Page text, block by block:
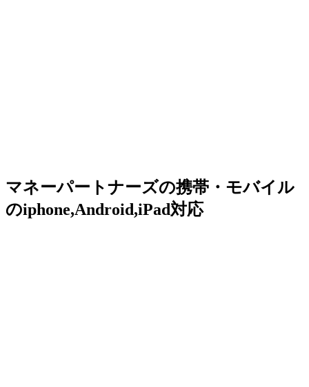
マネーパートナーズの携帯・モバイル
のiphone,Android,iPad対応